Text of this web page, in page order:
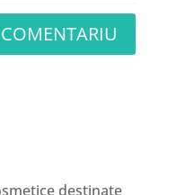
destinate